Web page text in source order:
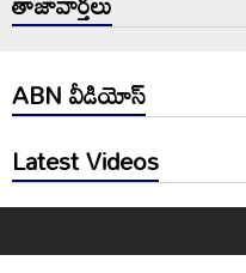
ABN వీడియోస్
Latest Videos